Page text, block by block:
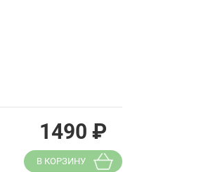
1490 ₽
В КОРЗИНУ